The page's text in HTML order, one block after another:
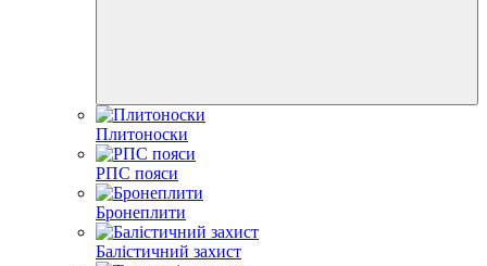
Плитоноски
РПС пояси
Бронеплити
Балістичний захист